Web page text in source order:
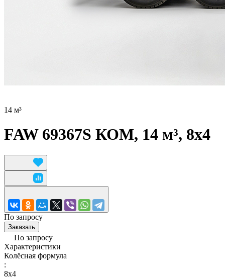
14 м³
FAW 69367S КОМ, 14 м³, 8x4
По запросу
Заказать
По запросу
Характеристики
Колёсная формула
:
8x4